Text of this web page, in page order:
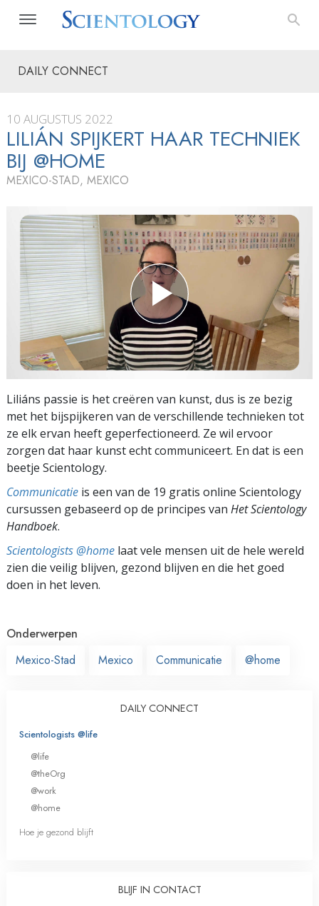
DAILY CONNECT
10 AUGUSTUS 2022
LILIÁN SPIJKERT HAAR TECHNIEK
BIJ @HOME
MEXICO-STAD, MEXICO
Liliáns passie is het creëren van kunst, dus is ze bezig
met het bijspijkeren van de verschillende technieken tot
ze elk ervan heeft geperfectioneerd. Ze wil ervoor
zorgen dat haar kunst echt communiceert. En dat is een
beetje Scientology.
Communicatie is een van de 19 gratis online Scientology
cursussen gebaseerd op de principes van Het Scientology
Handboek.
Scientologists @home laat vele mensen uit de hele wereld
zien die veilig blijven, gezond blijven en die het goed
doen in het leven.
Onderwerpen
Mexico-Stad
Mexico Communicatie @home
DAILY CONNECT
Scientologists @life
@life
@theOrg
@work
@home
Hoe je gezond blijft
BLIJF IN CONTACT